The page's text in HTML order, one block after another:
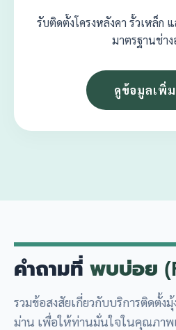
รับติดตั้งโครงหลังคา รั้วเหล็ก
มาตรฐานช่า
ดูข้อมูลเพิ่
คำถามที่ พบบ่อย
รวมข้อสงสัยเกี่ยวกับบริการติดตั้ง
ม่าน เพื่อให้ท่านมั่นใจในคุณภาพ